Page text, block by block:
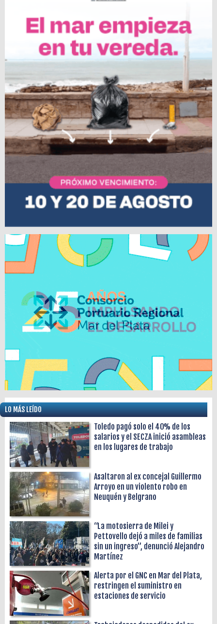
LO MÁS LEÍDO
Toledo pagó solo el 40% de los
salarios y el SECZA inició asambleas
en los lugares de trabajo
Asaltaron al ex concejal Guillermo
Arroyo en un violento robo en
Neuquén y Belgrano
“La motosierra de Milei y
Pettovello dejó a miles de familias
sin un ingreso”, denunció Alejandro
Martínez
Alerta por el GNC en Mar del Plata,
restringen el suministro en
estaciones de servicio